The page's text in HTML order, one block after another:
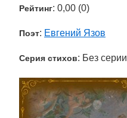
Рейтинг: 0,00 (0)
Поэт: Евгений Язов
Серия стихов: Без серии